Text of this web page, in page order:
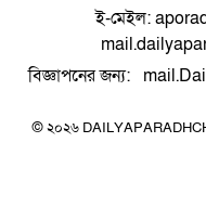
ই-মেইল:
বিজ্ঞাপনের জন্য:
© ২০২৬